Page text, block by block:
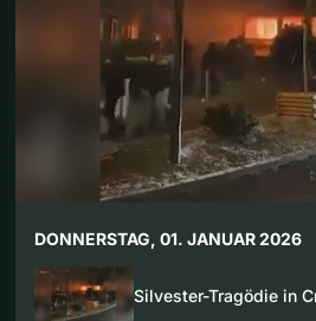
DONNERSTAG, 01. JANUAR 2026
Silvester-Tragödie in